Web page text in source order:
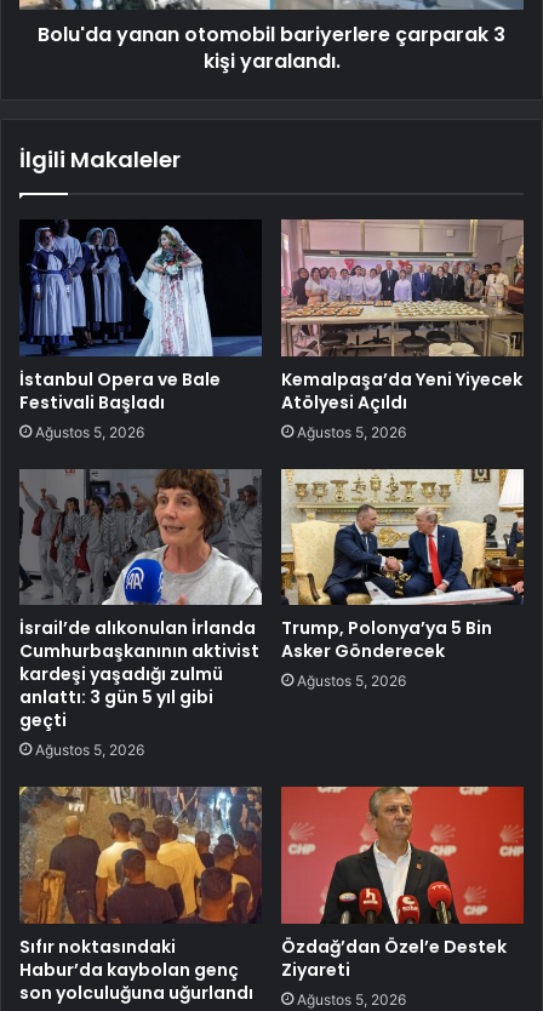
Bolu'da yanan otomobil bariyerlere çarparak 3
kişi yaralandı.
İlgili Makaleler
İstanbul Opera ve Bale
Festivali Başladı
Ağustos 5, 2026
Kemalpaşa’da Yeni Yiyecek
Atölyesi Açıldı
Ağustos 5, 2026
İsrail’de alıkonulan İrlanda
Cumhurbaşkanının aktivist
kardeşi yaşadığı zulmü
anlattı: 3 gün 5 yıl gibi
geçti
Ağustos 5, 2026
Trump, Polonya’ya 5 Bin
Asker Gönderecek
Ağustos 5, 2026
Sıfır noktasındaki
Habur’da kaybolan genç
son yolculuğuna uğurlandı
Özdağ’dan Özel’e Destek
Ziyareti
Ağustos 5, 2026